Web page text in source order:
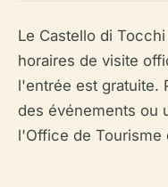
Le Castello di
horaires de visite
l'entrée est gratuite.
des événements ou
l'Office de Tourisme